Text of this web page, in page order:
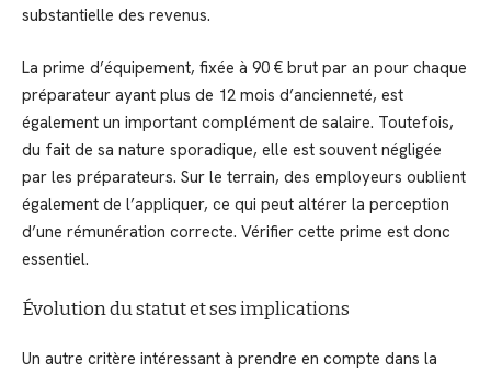
substantielle des revenus.
La prime d’équipement, fixée à 90 € brut par an pour chaque
préparateur ayant plus de 12 mois d’ancienneté, est
également un important complément de salaire. Toutefois,
du fait de sa nature sporadique, elle est souvent négligée
par les préparateurs. Sur le terrain, des employeurs oublient
également de l’appliquer, ce qui peut altérer la perception
d’une rémunération correcte. Vérifier cette prime est donc
essentiel.
Évolution du statut et ses implications
Un autre critère intéressant à prendre en compte dans la